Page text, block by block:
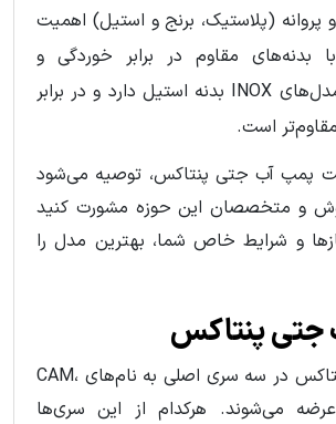
(پلاستیک، برنج و استیل) اهمیت
بدنه‌های مقاوم در برابر خوردگی و
زنگ‌زدگی، مانند مدل‌های INOX بدنه استیل دارد و در برابر
است.
پمپ آب جتی پنتاکس، توصیه می‌شود
و متخصصان این حوزه مشورت کنید
و شرایط خاص شما، بهترین مدل را
جتی پنتاکس
پمپ‌های جتی پنتاکس در سه سری اصلی به نام‌های CAM،
JMC و INOX عرضه می‌شوند. هرکدام از این سری‌ها